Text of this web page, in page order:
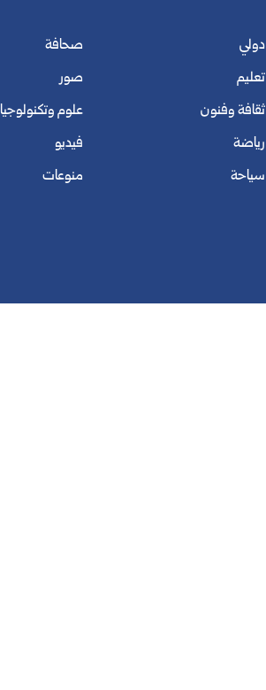
دولي
تعليم
ثقافة وفنون
رياضة
سياحة
صحافة
صور
علوم وتكنولوجيا
فيديو
منوعات